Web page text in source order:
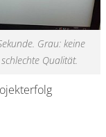
Grau: keine
Qualität.